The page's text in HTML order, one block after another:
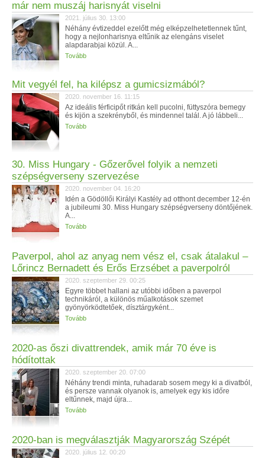
már nem muszáj harisnyát viselni
2021. július 30. 13:00
Néhány évtizeddel ezelőtt még elképzelhetetlennek tűnt,
hogy a nejlonharisnya eltűnik az elengáns viselet
alapdarabjai közül. A...
Tovább
Mit vegyél fel, ha kilépsz a gumicsizmából?
2020. november 16. 11:15
Az ideális férficipőt ritkán kell pucolni, füttyszóra bemegy
és kijön a szekrényből, és mindennel talál. A jó lábbeli...
Tovább
30. Miss Hungary - Gőzerővel folyik a nemzeti
szépségverseny szervezése
2020. november 04. 16:20
Idén a Gödöllői Királyi Kastély ad otthont december 12-én
a jubileumi 30. Miss Hungary szépségverseny döntőjének.
A...
Tovább
Paverpol, ahol az anyag nem vész el, csak átalakul –
Lőrincz Bernadett és Erős Erzsébet a paverpolról
2020. szeptember 29. 00:25
Egyre többet hallani az utóbbi időben a paverpol
technikáról, a különös műalkotások szemet
gyönyörködtetőek, dísztárgyként...
Tovább
2020-as őszi divattrendek, amik már 70 éve is
hódítottak
2020. szeptember 20. 07:00
Néhány trendi minta, ruhadarab sosem megy ki a divatból,
és persze vannak olyanok is, amelyek egy kis időre
eltűnnek, majd újra...
Tovább
2020-ban is megválasztják Magyarország Szépét
2020. július 12. 00:20